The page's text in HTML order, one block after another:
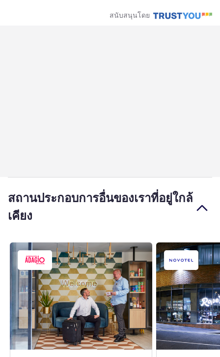
สนับสนุนโดย
สถานประกอบการอื่นของเราที่อยู่ใกล้
เคียง